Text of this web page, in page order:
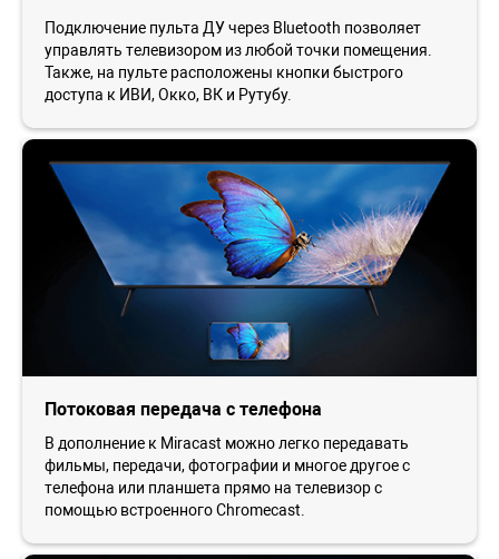
Подключение пульта ДУ через Bluetooth позволяет
управлять телевизором из любой точки помещения.
Также, на пульте расположены кнопки быстрого
доступа к ИВИ, Окко, ВК и Рутубу.
Потоковая передача с телефона
В дополнение к Miracast можно легко передавать
фильмы, передачи, фотографии и многое другое с
телефона или планшета прямо на телевизор с
помощью встроенного Chromecast.